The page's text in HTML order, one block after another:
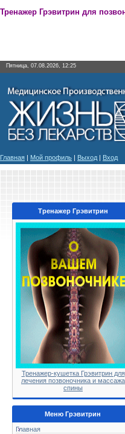
Тренажер Грэвитрин для
Пятница, 07.08.2026, 12:25
Главная | Мой профиль | Выход | Вход
Тренажер Грэвитрин
Тренажер-кушетка Грэвитрин для
лечения позвоночника и массажа
спины
Меню Грэвитрин
Главная